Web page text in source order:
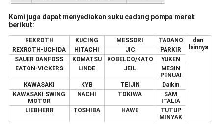
Kami juga dapat menyediakan suku cadang pompa merek
berikut:
REXROTH KUCING MESSORI TADANO
dan
lainnya
REXROTH-UCHIDA HITACHI JIC
PARKIR
SAUER DANFOSS
KOMATSU KOBELCO/KATO
YUKEN
EATON-VICKERS
LINDE JEIL
MESIN
PENUAI
KAWASAKI
KYB TEIJIN
Daikin
KAWASAKI SWING
MOTOR
NACHI TOKIWA
SAM
ITALIA
LIEBHERR
TOSHIBA HAWE
TUTUP
MINYAK